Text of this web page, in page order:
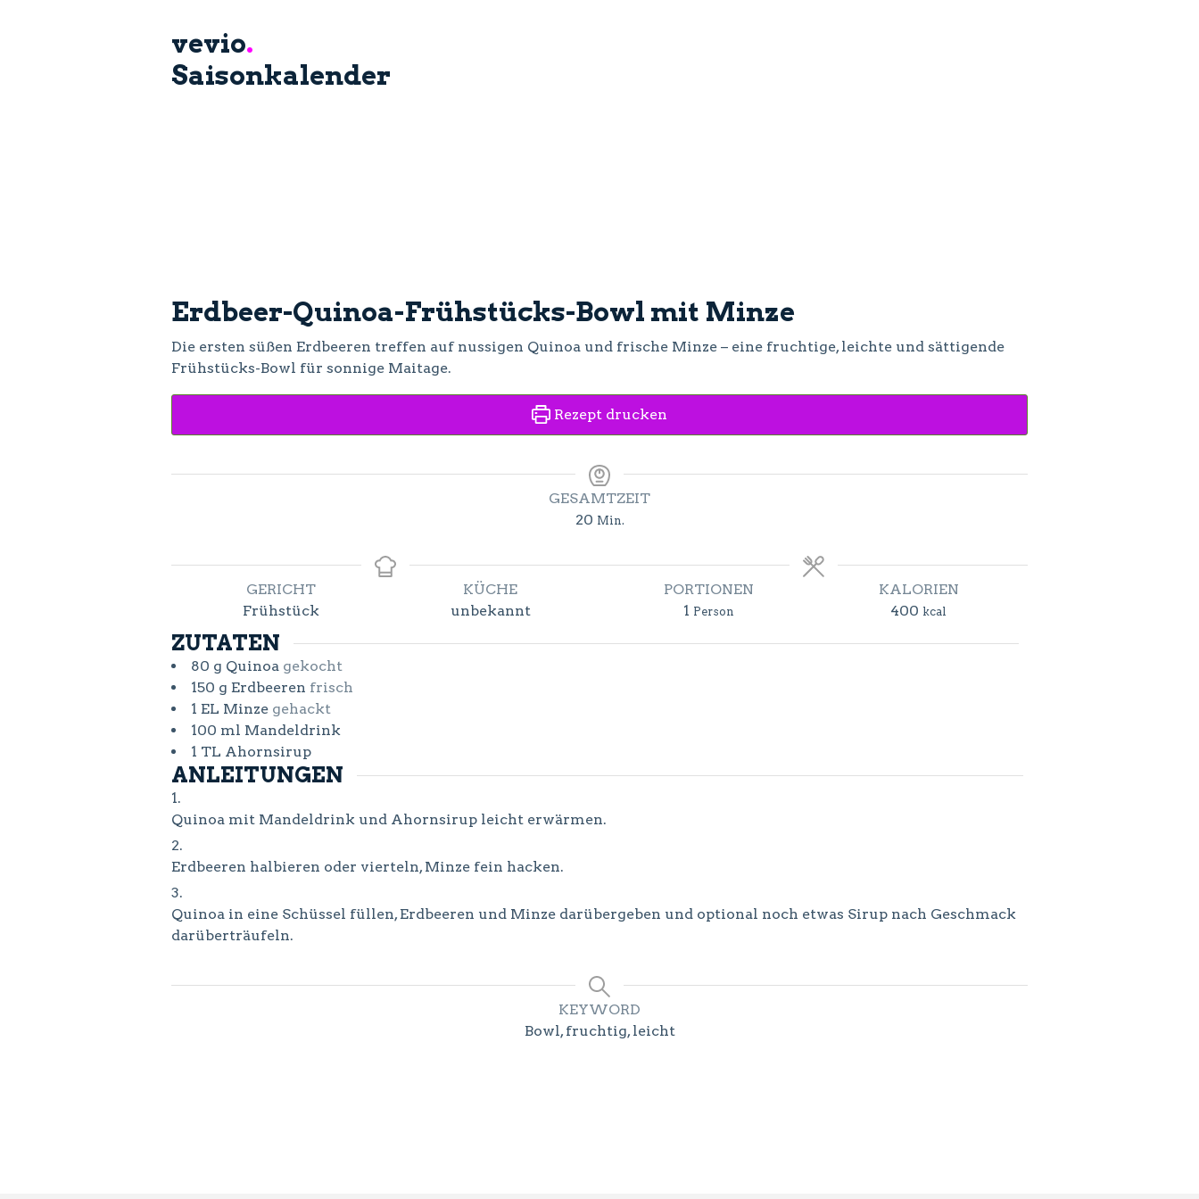
vevio.
Saisonkalender
Erdbeer-Quinoa-Frühstücks-Bowl mit Minze
Die ersten süßen Erdbeeren treffen auf nussigen Quinoa und frische Minze – eine fruchtige, leichte und sättigende
Frühstücks-Bowl für sonnige Maitage.
Rezept drucken
GESAMTZEIT
20Minuten
Min.
GERICHT
Frühstück
KÜCHE
unbekannt
PORTIONEN
1 Person
KALORIEN
400 kcal
ZUTATEN
80 g Quinoa gekocht
150 g Erdbeeren frisch
1 EL Minze gehackt
100 ml Mandeldrink
1 TL Ahornsirup
ANLEITUNGEN
Quinoa mit Mandeldrink und Ahornsirup leicht erwärmen.
Erdbeeren halbieren oder vierteln, Minze fein hacken.
Quinoa in eine Schüssel füllen, Erdbeeren und Minze darübergeben und optional noch etwas Sirup nach Geschmack
darüberträufeln.
KEYWORD
Bowl, fruchtig, leicht